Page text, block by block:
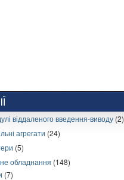
віддаленого введення-виводу (2)
агрегати (24)
(5)
обладнання (148)
(7)